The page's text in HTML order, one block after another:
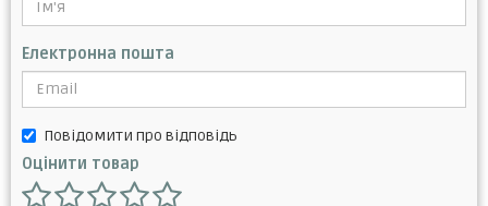
Електронна пошта
Повідомити про відповідь
Оцінити товар